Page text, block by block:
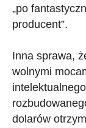
„po
producent”.
Inna sprawa,
wolnymi
dolarów